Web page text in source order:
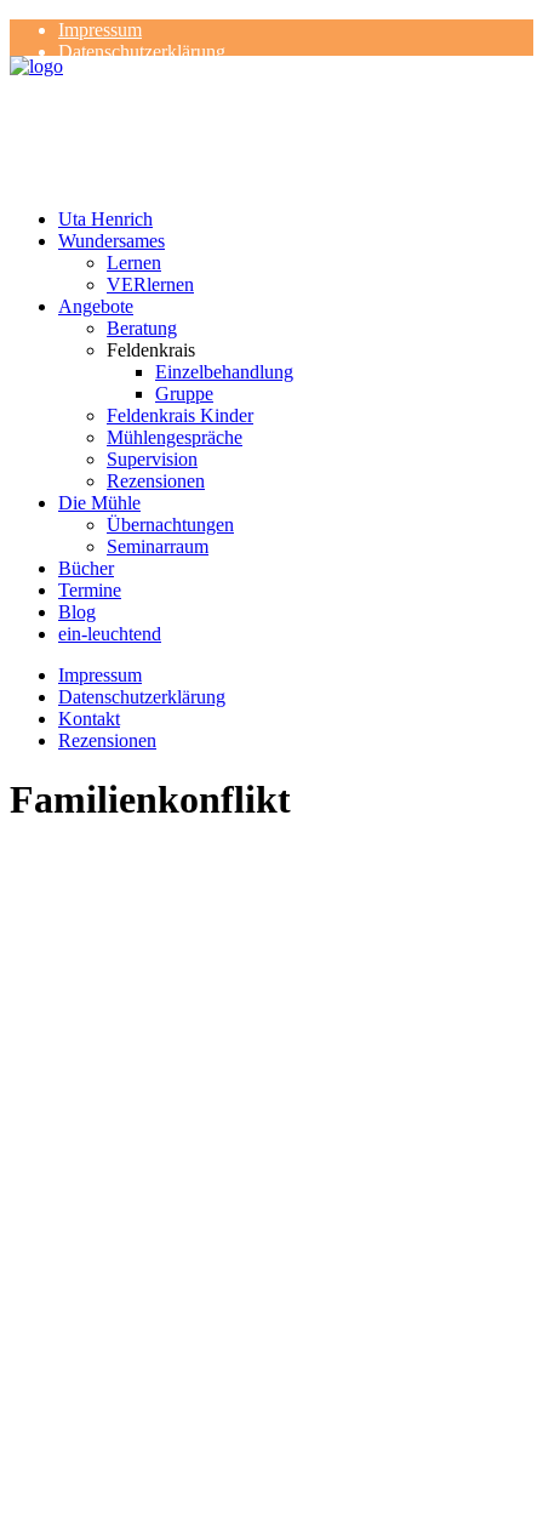
Impressum
Datenschutzerklärung
Kontakt
Uta Henrich
Wundersames
Lernen
VERlernen
Angebote
Beratung
Feldenkrais
Einzelbehandlung
Gruppe
Feldenkrais Kinder
Mühlengespräche
Supervision
Rezensionen
Die Mühle
Übernachtungen
Seminarraum
Bücher
Termine
Blog
ein-leuchtend
Impressum
Datenschutzerklärung
Kontakt
Rezensionen
Familienkonflikt